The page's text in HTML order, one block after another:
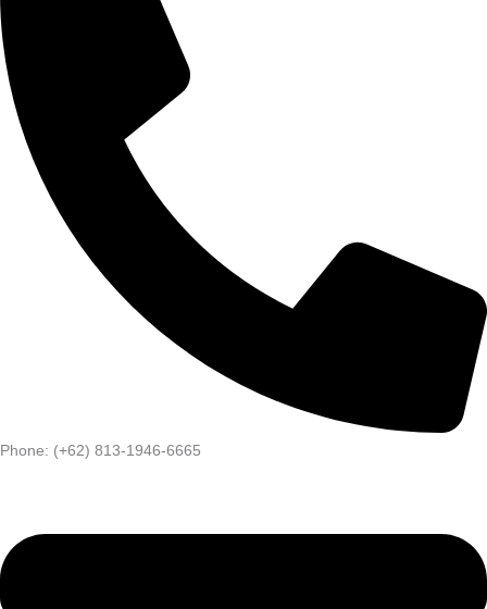
Phone: (+62) 813-1946-6665